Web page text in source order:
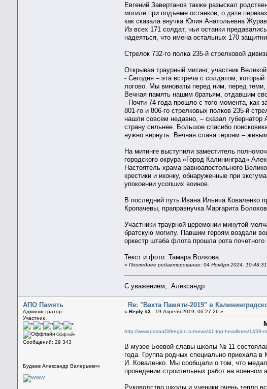
Евгений Завертанов также разыскал
могиле при подъеме останков, о дате
как сказала внучка Юлия Анатольевна
Из всех 171 солдат, чьи останки
надеяться, что имена остальных 170
Стрелок 732-го полка 235-й стрелковой
Открывая траурный митинг, участник
- Сегодня – эта встреча с солдатом,
логово. Мы виноваты перед ним, перед
Вечная память нашим братьям, отдавшим
- Почти 74 года прошло с того момента, как
801-го и 806-го стрелковых полков 235-й
нашли совсем недавно, – сказал
страну сильнее. Большое спасибо
нужно вернуть. Вечная слава героям –
На митинге выступили заместитель
городского окрура «Город Калининград»
Настоятель храма равноапостольного
крестики и иконку, обнаруженные при
упокоении усопших воинов.
В последний путь Ивана Ильича Коваленко
Кропачевы, праправнучка Маргарита
Участники траурной церемонии минутой
братскую могилу. Павшим героям воздали
оркестр штаба флота прошла рота
Текст и фото: Тамара Волкова.
«Последнее редактирование: 04 Ноября 2024,
С уважением, Александр
АПО Память
Администратор
Участник
Оффлайн
Сообщений: 29 343
Будаев Александр Валерьевич
Re: "Вахта Памяти-2019" в
«Reply #3 : 19 Апреля 2019, 06:27:26 »
http://www.dosaaf39region.ru/news/41-top-headlines/1459-
В музее Боевой славы школы № 11
года. Группа родных специально приехала в
И. Коваленко. Мы сообщали о том, что
проведении строительных работ на
Руководство школы и ученики очень тепло